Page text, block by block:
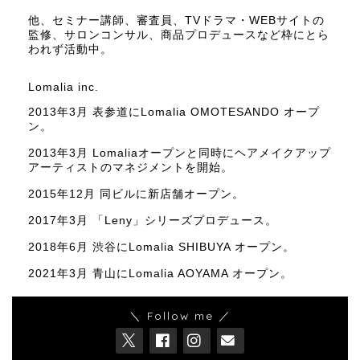
他、セミナー講師、審査員、TVドラマ・WEBサイトの
監修、サロンコンサル、商品プロデュースなど枠にとら
われず活動中。
Lomalia inc.
2013年3月 表参道にLomalia OMOTESANDO オープ
ン。
2013年3月 Lomaliaオープンと同時にヘアメイクアップ
アーティストのマネジメントを開始。
2015年12月 同ビルに新店舗オープン。
2017年3月 「Leny」シリーズプロデュース。
2018年6月 渋谷にLomalia SHIBUYA オープン。
2021年3月 青山にLomalia AOYAMA オープン。
＼ Follow me ／